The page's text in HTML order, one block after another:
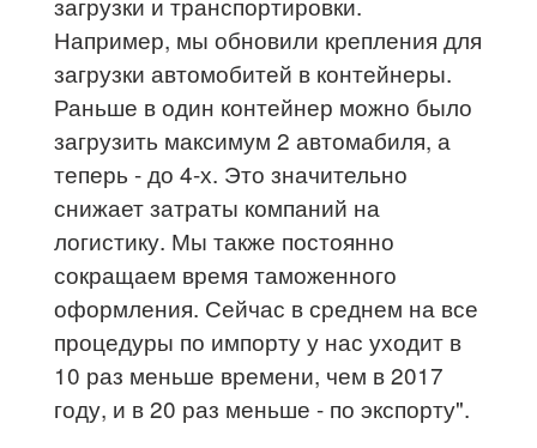
Например, мы обновили крепления для
загрузки автомобитей в контейнеры.
Раньше в один контейнер можно было
загрузить максимум 2 автомабиля, а
теперь - до 4-х. Это значительно
снижает затраты компаний на
логистику. Мы также постоянно
сокращаем время таможенного
оформления. Сейчас в среднем на все
процедуры по импорту у нас уходит в
10 раз меньше времени, чем в 2017
году, и в 20 раз меньше - по экспорту".